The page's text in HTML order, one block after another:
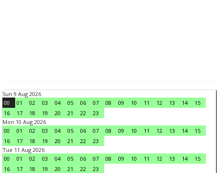
Sun 9 Aug 2026
00
01 02 03 04 05 06 07 08 09 10 11 12 13 14
15
16
17 18 19 20 21 22
23
Mon 10 Aug 2026
00
01 02 03 04 05 06 07 08 09 10 11 12 13 14
15
16
17 18 19 20 21 22
23
Tue 11 Aug 2026
00
01 02 03 04 05 06 07 08 09 10 11 12 13 14
15
16
17 18 19 20 21 22
23